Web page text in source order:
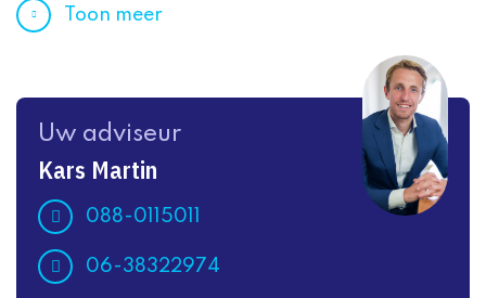
Toon meer
Uw adviseur
Kars Martin
088-0115011
06-38322974